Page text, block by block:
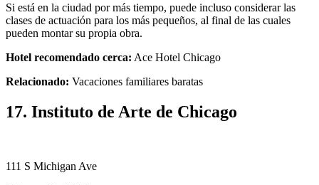
Si está en la ciudad por más tiempo, puede incluso considerar las
clases de actuación para los más pequeños, al final de las cuales
pueden montar su propia obra.
Hotel recomendado cerca: Ace Hotel Chicago
Relacionado: Vacaciones familiares baratas
17. Instituto de Arte de Chicago
111 S Michigan Ave